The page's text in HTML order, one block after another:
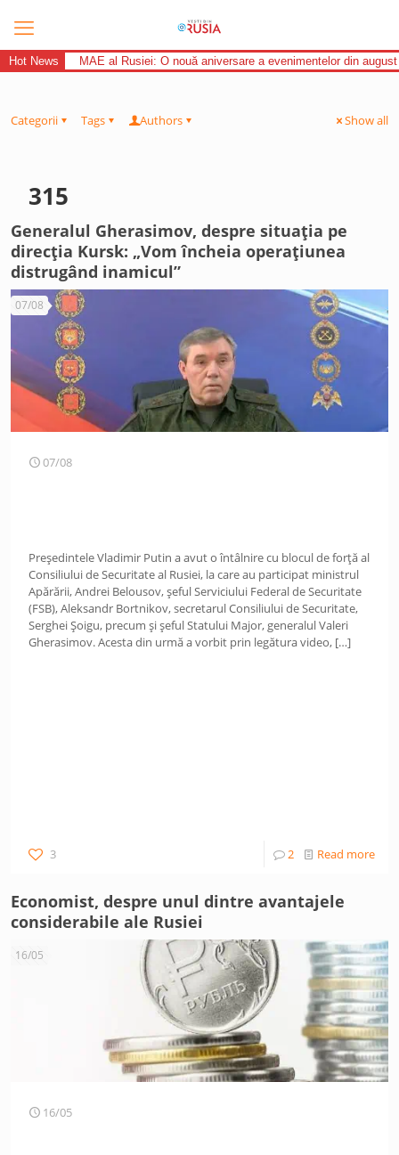
Hot News MAE al Rusiei: O nouă aniversare a evenimentelor din
Categorii Tags Authors Show all
315
Generalul Gherasimov, despre situația pe
direcția Kursk: „Vom încheia operațiunea
distrugând inamicul”
07/08
07/08
Președintele Vladimir Putin a avut o întâlnire cu blocul de forță al
Consiliului de Securitate al Rusiei, la care au participat ministrul
Apărării, Andrei Belousov, șeful Serviciului Federal de Securitate
(FSB), Aleksandr Bortnikov, secretarul Consiliului de Securitate,
Serghei Șoigu, precum și șeful Statului Major, generalul Valeri
Gherasimov. Acesta din urmă a vorbit prin legătura video, […]
3 2 Read more
Economist, despre unul dintre avantajele
considerabile ale Rusiei
16/05
16/05